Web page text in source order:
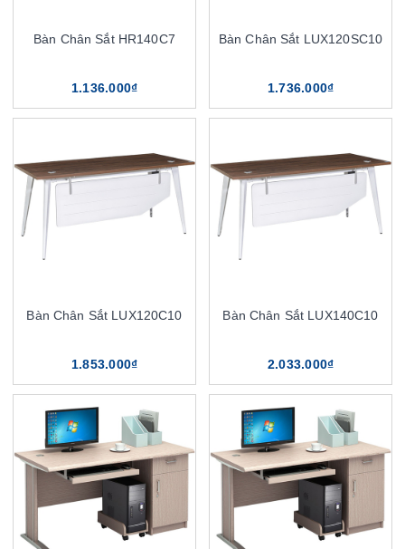
Bàn Chân Sắt HR140C7
1.136.000₫
Bàn Chân Sắt LUX120SC10
1.736.000₫
Bàn Chân Sắt LUX120C10
1.853.000₫
Bàn Chân Sắt LUX140C10
2.033.000₫